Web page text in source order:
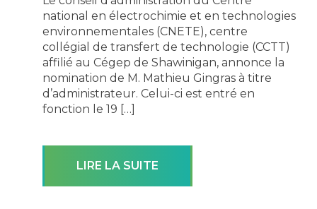
national en électrochimie et en technologies
environnementales (CNETE), centre
collégial de transfert de technologie (CCTT)
affilié au Cégep de Shawinigan, annonce la
nomination de M. Mathieu Gingras à titre
d’administrateur. Celui-ci est entré en
fonction le 19 […]
LIRE LA SUITE